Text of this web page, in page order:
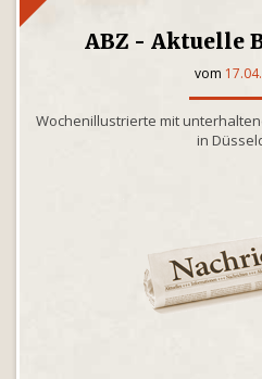
ABZ - Aktuelle
vom
Wochenillustrierte mit
in